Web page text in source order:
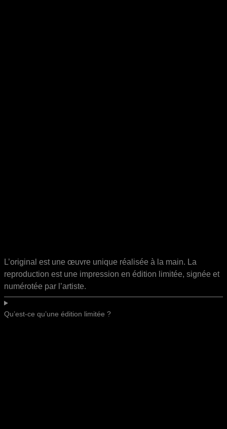
L’original est une œuvre unique réalisée à la main. La
reproduction est une impression en édition limitée, signée et
numérotée par l’artiste.
Qu’est-ce qu’une édition limitée ?